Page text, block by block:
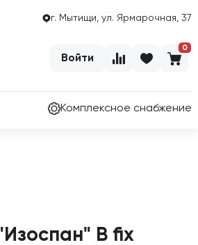
г. Мытищи, ул. Ярмарочная, 37
Войти
0
Комплексное снабжение
В fix